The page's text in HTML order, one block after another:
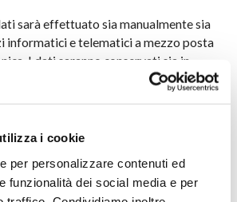
i cookie
per personalizzare contenuti ed
funzionalità dei social media e per
sarà effettuato sia manualmente sia
informatici e telematici a mezzo posta
I dati saranno conservati sia in
archivi elettronici per il tempo
a realizzare le finalità di cui al punto
sono osservate per prevenire